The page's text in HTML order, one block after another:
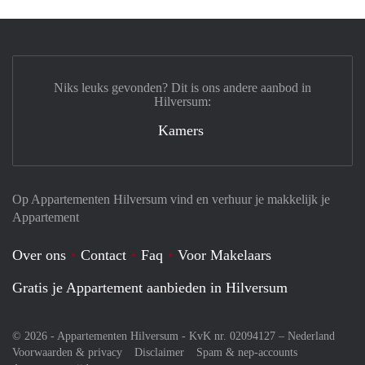
Op Appartementen Hilversum vind en verhuur je makkelijk je
Appartement
Over ons Contact Faq
Voor Makelaars
Gratis je Appartement aanbieden in Hilversum
© 2026 - Appartementen Hilversum - KvK nr. 02094127 – Nederland
Voorwaarden & privacy
Disclaimer
Spam & nep-accounts
Niks leuks gevonden? Dit is ons andere aanbod in
Hilversum:
Kamers